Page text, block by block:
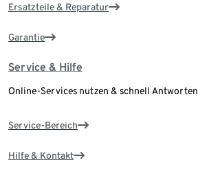
Ersatzteile & Reparatur
Garantie
Service & Hilfe
Online-Services nutzen & schnell
Service-Bereich
Hilfe & Kontakt